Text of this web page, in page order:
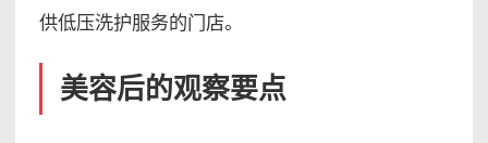
供低压洗护服务的门店。
美容后的观察要点